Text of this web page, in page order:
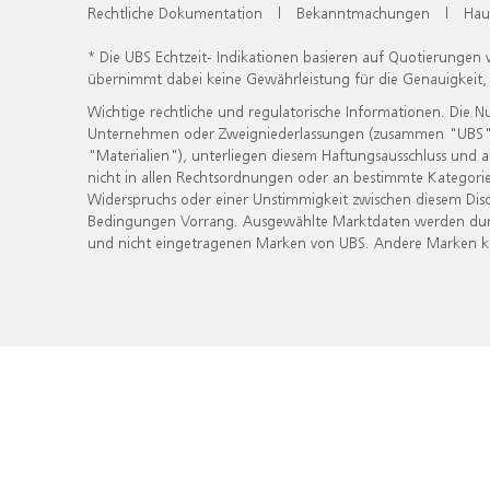
Rechtliche Dokumentation | Bekanntmachungen |
* Die UBS Echtzeit- Indikationen basieren auf
übernimmt dabei keine Gewährleistung für die
Wichtige rechtliche und regulatorische Informationen. Die
Unternehmen oder Zweigniederlassungen (zusammen
"Materialien"), unterliegen diesem Haftungsausschluss
nicht in allen Rechtsordnungen oder an bestimmte
Widerspruchs oder einer Unstimmigkeit zwischen diesem
Bedingungen Vorrang. Ausgewählte Marktdaten werden
und nicht eingetragenen Marken von UBS. Andere Marken